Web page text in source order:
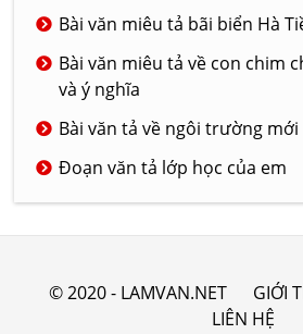
Bài văn miêu tả bãi biển Hà
Bài văn miêu tả về con chim
và ý nghĩa
Bài văn tả về ngôi trường mới
Đoạn văn tả lớp học của em
© 2020 - LAMVAN.NET GIỚI
LIÊN HỆ